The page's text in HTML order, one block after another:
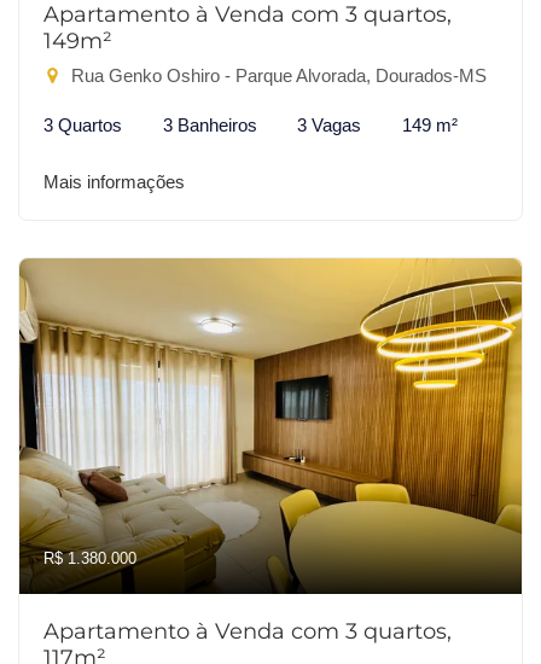
Apartamento à Venda com 3 quartos,
149m²
Rua Genko Oshiro - Parque Alvorada, Dourados-MS
3 Quartos 3 Banheiros 3 Vagas 149 m²
Mais informações
R$ 1.380.000
Apartamento à Venda com 3 quartos,
117m²